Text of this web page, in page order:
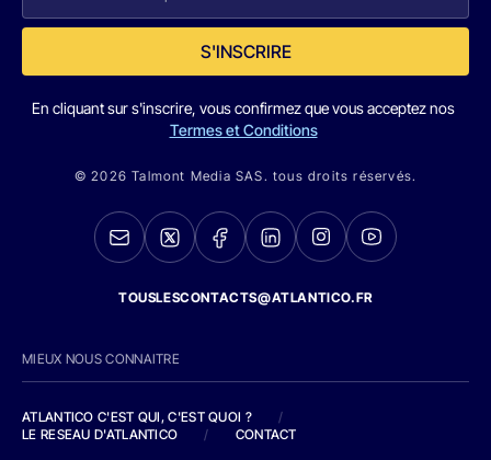
S'INSCRIRE
En cliquant sur s'inscrire, vous confirmez que vous acceptez nos
Termes et Conditions
© 2026 Talmont Media SAS. tous droits réservés.
TOUSLESCONTACTS@ATLANTICO.FR
MIEUX NOUS CONNAITRE
ATLANTICO C'EST QUI, C'EST QUOI ?
/
LE RESEAU D'ATLANTICO
/ CONTACT